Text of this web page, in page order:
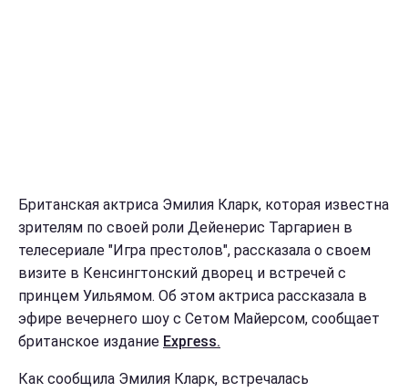
Британская актриса Эмилия Кларк, которая известна
зрителям по своей роли Дейенерис Таргариен в
телесериале "Игра престолов", рассказала о своем
визите в Кенсингтонский дворец и встречей с
принцем Уильямом. Об этом актриса рассказала в
эфире вечернего шоу с Сетом Майерсом, сообщает
британское издание Ехргеѕѕ.
Как сообщила Эмилия Кларк, встречалась